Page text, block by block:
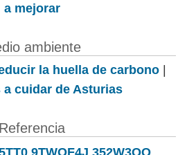
a mejorar
ambiente
la huella de carbono|
a cuidar de Asturias
Referencia
9TWOF4J 352W3QQ